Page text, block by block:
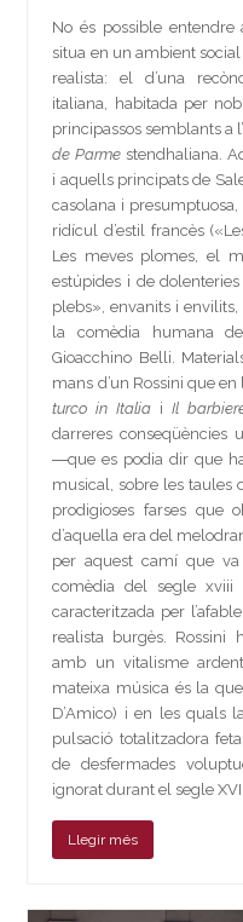
No és possible entendre
situa en un ambient
realista: el d’una
italiana, habitada per
principassos semblants a
de Parme stendhaliana.
i aquells principats de
casolana i
ridícul d’estil francès
Les meves plomes, el
estúpides i de
plebs», envanits i
la comèdia humana
Gioacchino Belli.
mans d’un Rossini que en
turco in Italia i Il
darreres conseqüències
―que es podia dir que
musical, sobre les taules
prodigioses farses que
d’aquella era del
per aquest camí que
comèdia del segle xviii
caracteritzada per
realista burgès. Rossini
amb un vitalisme
mateixa música és la
D’Amico) i en les quals
pulsació totalitzadora
de desfermades
ignorat durant el segle
Llegir més